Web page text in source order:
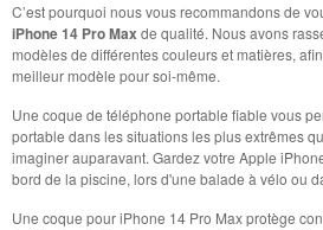
C’est pourquoi nous vous recommandons de
iPhone 14 Pro Max de qualité. Nous avons
modèles de différentes couleurs et matières,
meilleur modèle pour soi-même.
Une coque de téléphone portable fiable vous
portable dans les situations les plus extrêmes
imaginer auparavant. Gardez votre Apple
bord de la piscine, lors d'une balade à vélo ou
Une coque pour iPhone 14 Pro Max protège